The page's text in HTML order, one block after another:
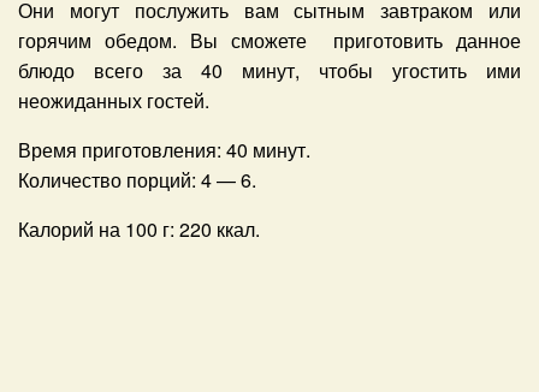
Они могут послужить вам сытным завтраком или
горячим обедом. Вы сможете приготовить данное
блюдо всего за 40 минут, чтобы угостить ими
неожиданных гостей.
Время приготовления: 40 минут.
Количество порций: 4 — 6.
Калорий на 100 г: 220 ккал.